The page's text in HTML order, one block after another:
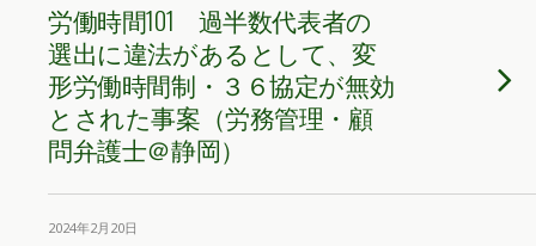
労働時間101 過半数代表者の
選出に違法があるとして、変
形労働時間制・３６協定が無効
とされた事案（労務管理・顧
問弁護士＠静岡）
2024年2月20日